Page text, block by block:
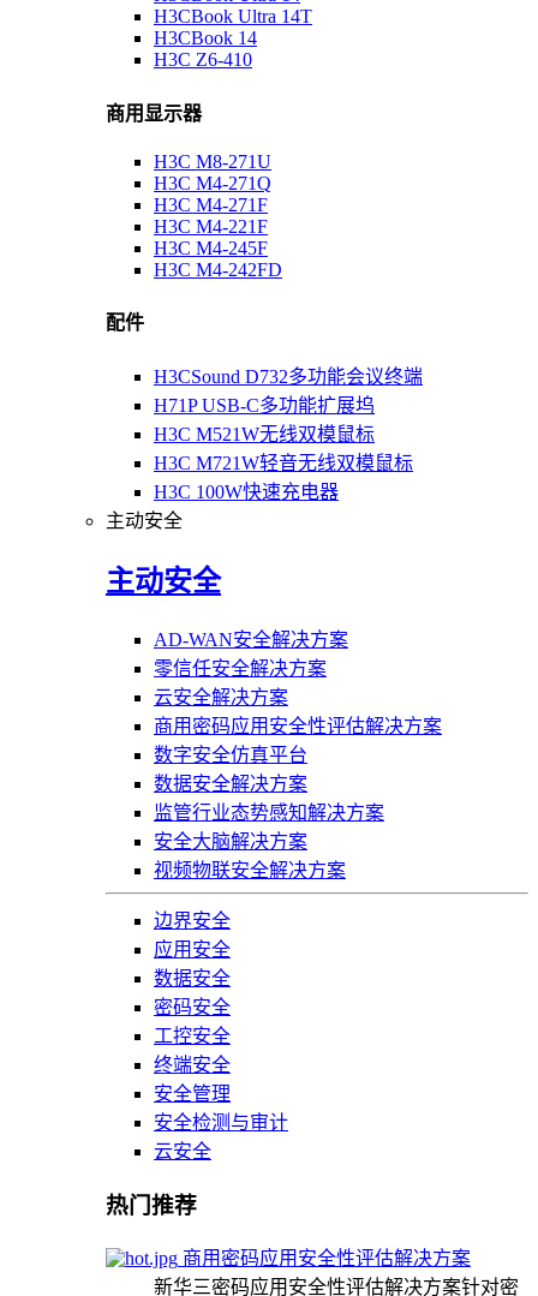
H3CBook Ultra 14T
H3CBook 14
H3C Z6-410
商用显示器
H3C M8-271U
H3C M4-271Q
H3C M4-271F
H3C M4-221F
H3C M4-245F
H3C M4-242FD
配件
H3CSound D732多功能会议终端
H71P USB-C多功能扩展坞
H3C M521W无线双模鼠标
H3C M721W轻音无线双模鼠标
H3C 100W快速充电器
主动安全
主动安全
AD-WAN安全解决方案
零信任安全解决方案
云安全解决方案
商用密码应用安全性评估解决方案
数字安全仿真平台
数据安全解决方案
监管行业态势感知解决方案
安全大脑解决方案
视频物联安全解决方案
边界安全
应用安全
数据安全
密码安全
工控安全
终端安全
安全管理
安全检测与审计
云安全
热门推荐
商用密码应用安全性评估解决方案
新华三密码应用安全性评估解决方案针对密